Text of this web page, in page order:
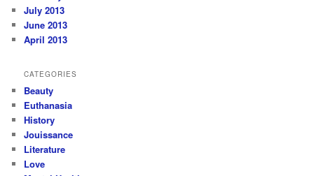
July 2013
June 2013
April 2013
CATEGORIES
Beauty
Euthanasia
History
Jouissance
Literature
Love